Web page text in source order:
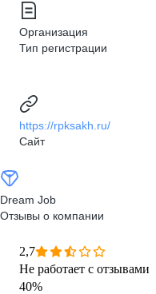
Организация
Тип регистрации
https://rpksakh.ru/
Сайт
Dream Job
Отзывы о компании
2,7
Не работает с отзывами
40%